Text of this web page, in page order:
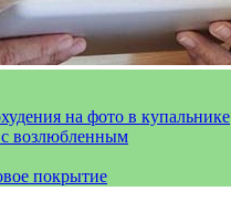
на фото в купальнике
возлюбленным
покрытие